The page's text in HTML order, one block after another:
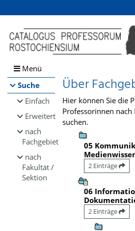
Browsen
direkt zum Inhalt
Menü
Suche
Einfach
Erweitert
nach
Fachgebiet
nach
Fakultät /
Sektion
Über
Hier können Sie die
Professorinnen nach
suchen.
05
2 Einträge
06
2 Einträge